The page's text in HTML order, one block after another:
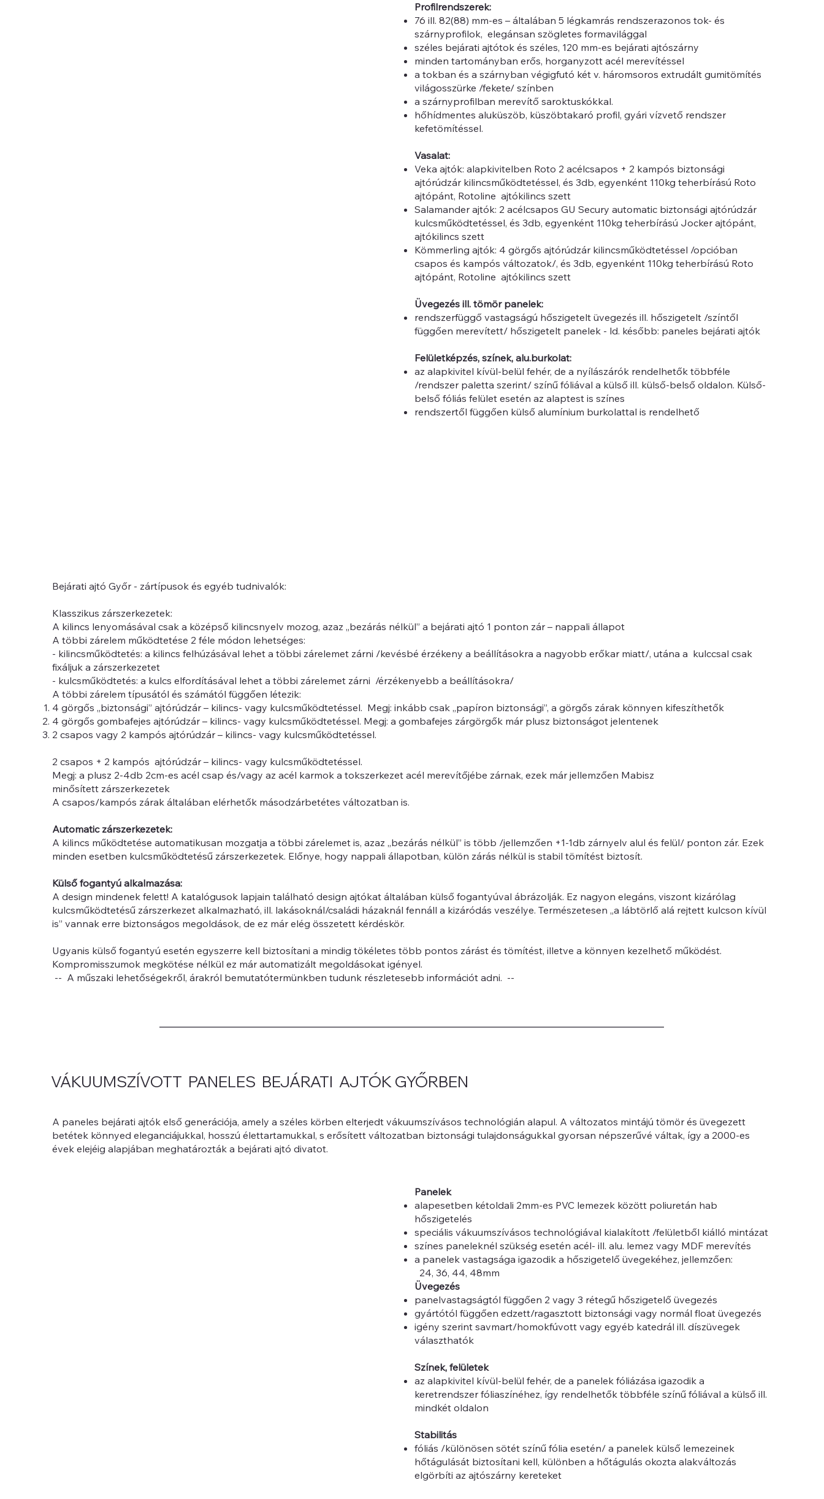
Profilrendszerek:
76 ill. 82(88) mm-es – általában 5 légkamrás rendszerazonos tok- és
szárnyprofilok, elegánsan szögletes formavilággal
széles bejárati ajtótok és széles, 120 mm-es bejárati ajtószárny
minden tartományban erős, horganyzott acél merevítéssel
a tokban és a szárnyban végigfutó két v. háromsoros extrudált gumitömítés
világosszürke /fekete/ színben
a szárnyprofilban merevítő saroktuskókkal.
hőhídmentes aluküszöb, küszöbtakaró profil, gyári vízvető rendszer
kefetömítéssel.
Vasalat:
Veka ajtók: alapkivitelben Roto 2 acélcsapos + 2 kampós biztonsági
ajtórúdzár kilincsműködtetéssel, és 3db, egyenként 110kg teherbírású Roto
ajtópánt, Rotoline ajtókilincs szett
Salamander ajtók: 2 acélcsapos GU Secury automatic biztonsági ajtórúdzár
kulcsműködtetéssel, és 3db, egyenként 110kg teherbírású Jocker ajtópánt,
ajtókilincs szett
Kömmerling ajtók: 4 görgős ajtórúdzár kilincsműködtetéssel /opcióban
csapos és kampós változatok/, és 3db, egyenként 110kg teherbírású Roto
ajtópánt, Rotoline ajtókilincs szett
Üvegezés ill. tömör panelek:
rendszerfüggő vastagságú hőszigetelt üvegezés ill. hőszigetelt /színtől
függően merevített/ hőszigetelt panelek - ld. később: paneles bejárati ajtók
Felületképzés, színek, alu.burkolat:
az alapkivitel kívül-belül fehér, de a nyílászárók rendelhetők többféle
/rendszer paletta szerint/ színű fóliával a külső ill. külső-belső oldalon. Külső-
belső fóliás felület esetén az alaptest is színes
rendszertől függően külső alumínium burkolattal is rendelhető
Bejárati ajtó Győr - zártípusok és egyéb tudnivalók:
Klasszikus zárszerkezetek:
A kilincs lenyomásával csak a középső kilincsnyelv mozog, azaz „bezárás nélkül” a bejárati ajtó 1 ponton zár – nappali állapot
A többi zárelem működtetése 2 féle módon lehetséges:
- kilincsműködtetés: a kilincs felhúzásával lehet a többi zárelemet zárni /kevésbé érzékeny a beállításokra a nagyobb erőkar miatt/, utána a kulccsal csak
fixáljuk a zárszerkezetet
- kulcsműködtetés: a kulcs elfordításával lehet a többi zárelemet zárni /érzékenyebb a beállításokra/
A többi zárelem típusától és számától függően létezik:
4 görgős „biztonsági” ajtórúdzár – kilincs- vagy kulcsműködtetéssel. Megj: inkább csak „papíron biztonsági”, a görgős zárak könnyen kifeszíthetők
4 görgős gombafejes ajtórúdzár – kilincs- vagy kulcsműködtetéssel. Megj: a gombafejes zárgörgők már plusz biztonságot jelentenek
2 csapos vagy 2 kampós ajtórúdzár – kilincs- vagy kulcsműködtetéssel.
2 csapos + 2 kampós ajtórúdzár – kilincs- vagy kulcsműködtetéssel.
Megj: a plusz 2-4db 2cm-es acél csap és/vagy az acél karmok a tokszerkezet acél merevítőjébe zárnak, ezek már jellemzően Mabisz
minősített zárszerkezetek
A csapos/kampós zárak általában elérhetők másodzárbetétes változatban is.
Automatic zárszerkezetek:
A kilincs működtetése automatikusan mozgatja a többi zárelemet is, azaz „bezárás nélkül” is több /jellemzően +1-1db zárnyelv alul és felül/ ponton zár. Ezek
minden esetben kulcsműködtetésű zárszerkezetek. Előnye, hogy nappali állapotban, külön zárás nélkül is stabil tömítést biztosít.
Külső fogantyú alkalmazása:
A design mindenek felett! A katalógusok lapjain található design ajtókat általában külső fogantyúval ábrázolják. Ez nagyon elegáns, viszont kizárólag
kulcsműködtetésű zárszerkezet alkalmazható, ill. lakásoknál/családi házaknál fennáll a kizáródás veszélye. Természetesen „a lábtörlő alá rejtett kulcson kívül
is” vannak erre biztonságos megoldások, de ez már elég összetett kérdéskör.
Ugyanis külső fogantyú esetén egyszerre kell biztosítani a mindig tökéletes több pontos zárást és tömítést, illetve a könnyen kezelhető működést.
Kompromisszumok megkötése nélkül ez már automatizált megoldásokat igényel.
-- A műszaki lehetőségekről, árakról bemutatótermünkben tudunk részletesebb információt adni. --
VÁKUUMSZÍVOTT PANELES BEJÁRATI AJTÓK GYŐRBEN
A paneles bejárati ajtók első generációja, amely a széles körben elterjedt vákuumszívásos technológián alapul. A változatos mintájú tömör és üvegezett
betétek könnyed eleganciájukkal, hosszú élettartamukkal, s erősített változatban biztonsági tulajdonságukkal gyorsan népszerűvé váltak, így a 2000-es
évek elejéig alapjában meghatározták a bejárati ajtó divatot.
Panelek
alapesetben kétoldali 2mm-es PVC lemezek között poliuretán hab
hőszigetelés
speciális vákuumszívásos technológiával kialakított /felületből kiálló mintázat
színes paneleknél szükség esetén acél- ill. alu. lemez vagy MDF merevítés
a panelek vastagsága igazodik a hőszigetelő üvegekéhez, jellemzően:
24, 36, 44, 48mm
Üvegezés
panelvastagságtól függően 2 vagy 3 rétegű hőszigetelő üvegezés
gyártótól függően edzett/ragasztott biztonsági vagy normál float üvegezés
igény szerint savmart/homokfúvott vagy egyéb katedrál ill. díszüvegek
választhatók
Színek, felületek
az alapkivitel kívül-belül fehér, de a panelek fóliázása igazodik a
keretrendszer fóliaszínéhez, így rendelhetők többféle színű fóliával a külső ill.
mindkét oldalon
Stabilitás
fóliás /különösen sötét színű fólia esetén/ a panelek külső lemezeinek
hőtágulását biztosítani kell, különben a hőtágulás okozta alakváltozás
elgörbíti az ajtószárny kereteket